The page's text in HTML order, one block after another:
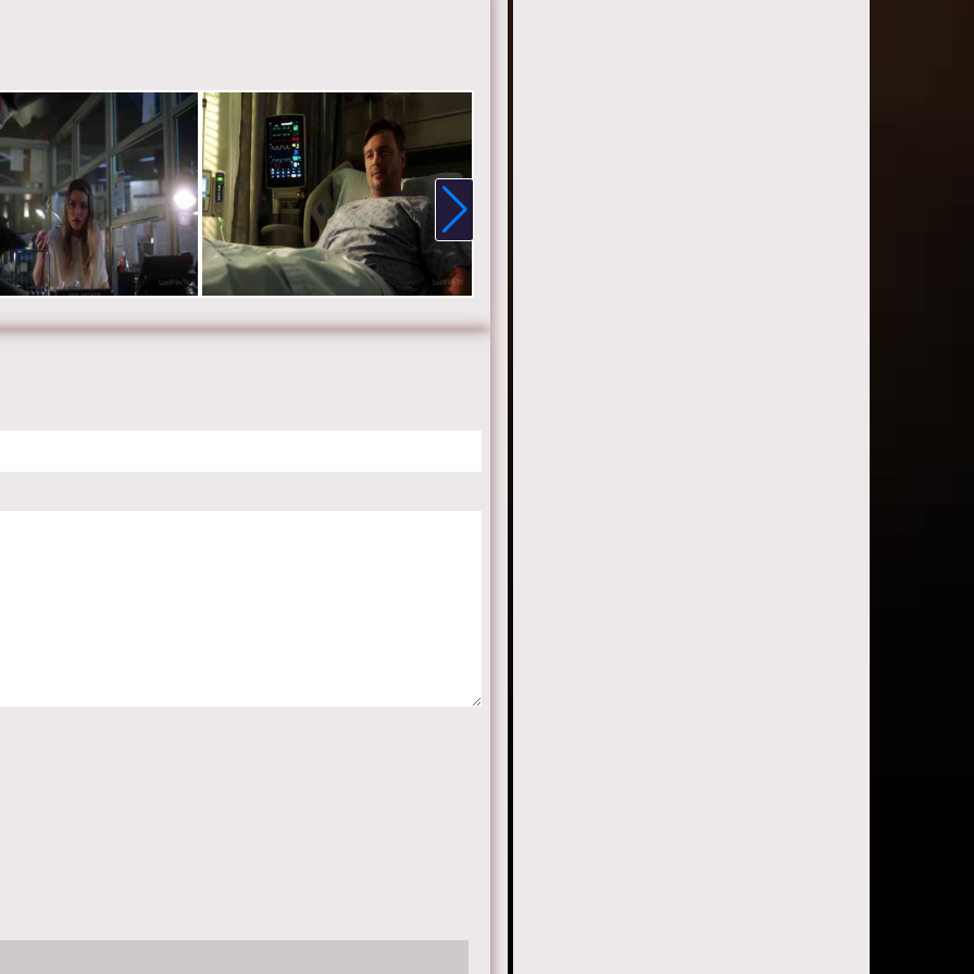
Том Эллис, Лорен Джерман, Кевин Алехандро, Д. Б. Вудсайд,
Брандт, Скарлетт Эстевес, Кевин Ранкин, Рэйчел Харрис,
Айми Гарсиа, Том Уэллинг, Инбар Лави и Брианна
онлайн 3 сезон 4 серию « Люцифер » бесплатно в хорошем HD
на телефоне, планшете, пк или телевизоре на сайте luciferius.ru.